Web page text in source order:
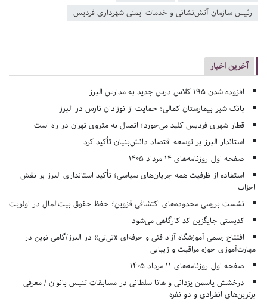
رئیس سازمان آتش‌نشانی و خدمات ایمنی شهرداری فردیس
آخرین اخبار
افزوده شدن ۱۹۵ کلاس درس جدید به مدارس البرز
بانک شیر بیمارستان کمالی؛ حمایت از نوزادان نارس در البرز
قطار شهری فردیس کلید می‌خورد؛ اتصال به متروی تهران در راه است
استاندار البرز بر توسعه اقتصاد دانش‌بنیان تأکید کرد
صفحه اول روزنامه‌های 14 مرداد 1405
استفاده از ظرفیت همه جریان‌های سیاسی؛ تأکید استانداری البرز بر نقش
احزاب
نشست بررسی محدوده‌های اکتشافی قزوین؛ حفظ حقوق بیت‌المال در اولویت
کدپستی جایگزین کد کارگاهی می‌شود
افتتاح رسمی آموزشگاه آزاد فنی و حرفه‌ای «تی‌تی» در البرز/گامی نوین در
مهارت‌آموزی حوزه مراقبت و زیبایی
صفحه اول روزنامه‌های 11 مرداد 1405
درخشش یاسمن یزدانی و هانا سلطانی در مسابقات تنیس بانوان / معرفی
برترین‌های انفرادی و دو نفره